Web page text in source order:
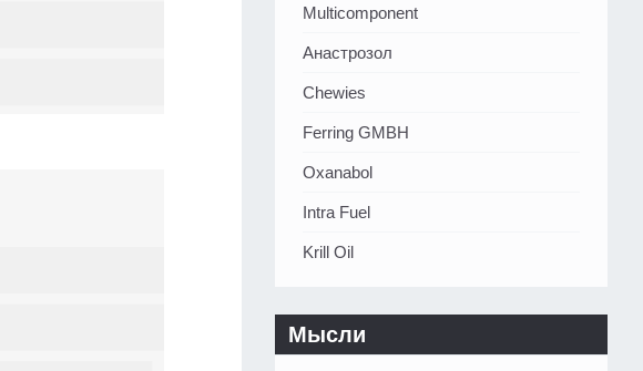
Multicomponent
Анастрозол
Chewies
Ferring GMBH
Oxanabol
Intra Fuel
Krill Oil
Мысли